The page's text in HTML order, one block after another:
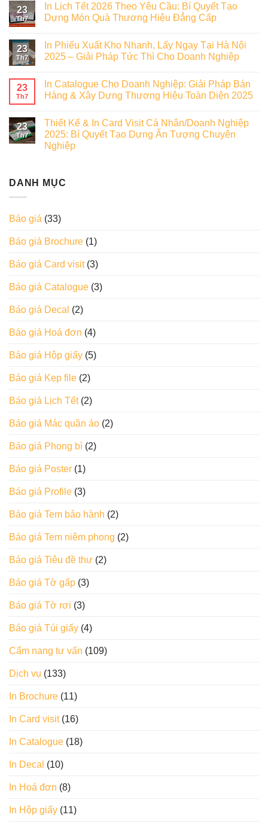
23
Th7
In Lịch Tết 2026 Theo Yêu Cầu: Bí Quyết Tạo
Dựng Món Quà Thương Hiệu Đẳng Cấp
23
Th7
In Phiếu Xuất Kho Nhanh, Lấy Ngay Tại Hà Nội
2025 – Giải Pháp Tức Thì Cho Doanh Nghiệp
23
Th7
In Catalogue Cho Doanh Nghiệp: Giải Pháp Bán
Hàng & Xây Dựng Thương Hiệu Toàn Diện 2025
23
Th7
Thiết Kế & In Card Visit Cá Nhân/Doanh Nghiệp
2025: Bí Quyết Tạo Dựng Ấn Tượng Chuyên
Nghiệp
DANH MỤC
Báo giá (33)
Báo giá Brochure (1)
Báo giá Card visit(3)
Báo giá Catalogue (3)
Báo giá Decal (2)
Báo giá Hoá đơn (4)
Báo giá Hộp giấy (5)
Báo giá Kẹp file (2)
Báo giá Lịch Tết(2)
Báo giá Mác quần áo (2)
Báo giá Phong bì (2)
Báo giá Poster (1)
Báo giá Profile (3)
Báo giá Tem bảo hành (2)
Báo giá Tem niêm phong (2)
Báo giá Tiêu đề thư (2)
Báo giá Tờ gấp (3)
Báo giá Tờ rơi (3)
Báo giá Túi giấy (4)
Cẩm nang tư vấn (109)
Dịch vụ (133)
In Brochure (11)
In Card visit(16)
In Catalogue (18)
In Decal (10)
In Hoá đơn (8)
In Hộp giấy (11)